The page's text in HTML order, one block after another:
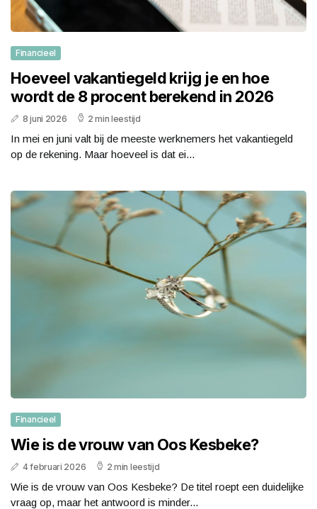
Financieel
Hoeveel vakantiegeld krijg je en hoe
wordt de 8 procent berekend in 2026
8 juni 2026 2 min leestijd
In mei en juni valt bij de meeste werknemers het vakantiegeld
op de rekening. Maar hoeveel is dat ei...
Financieel
Wie is de vrouw van Oos Kesbeke?
4 februari 2026 2 min leestijd
Wie is de vrouw van Oos Kesbeke? De titel roept een duidelijke
vraag op, maar het antwoord is minder...